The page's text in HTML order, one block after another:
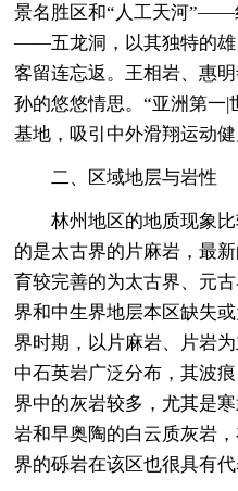
景名胜区和“人工天河”——
——五龙洞，以其独特的雄
客留连忘返。王相岩、惠
孙的悠悠情思。“亚洲第一
基地，吸引中外滑翔运动健
二、区域地层与岩性
林州地区的地质现象
的是太古界的片麻岩，最
育较完善的为太古界、元
界和中生界地层本区缺失
界时期，以片麻岩、片岩
中石英岩广泛分布，其波
界中的灰岩较多，尤其是
岩和早奥陶的白云质灰岩
界的砾岩在该区也很具有代